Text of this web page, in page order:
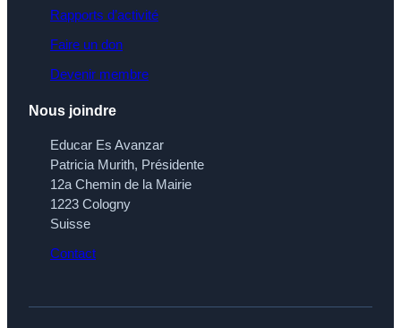
Rapports d’activité
Faire un don
Devenir membre
Nous joindre
Educar Es Avanzar
Patricia Murith, Présidente
12a Chemin de la Mairie
1223 Cologny
Suisse
Contact